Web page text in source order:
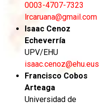
0003-4707-7323
lrcaruana@gmail.com
Isaac Cenoz
Echeverría
UPV/EHU
isaac.cenoz@ehu.eus
Francisco Cobos
Arteaga
Universidad de